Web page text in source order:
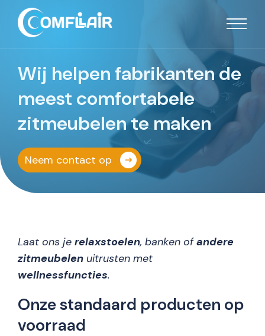
Wij helpen fabrikanten de
meest comfortabele
zitmeubelen te maken
Neem contact op
Laat ons je relaxstoelen, banken ofandere
zitmeubelen uitrusten met
wellnessfuncties.
Onze standaard producten op
voorraad